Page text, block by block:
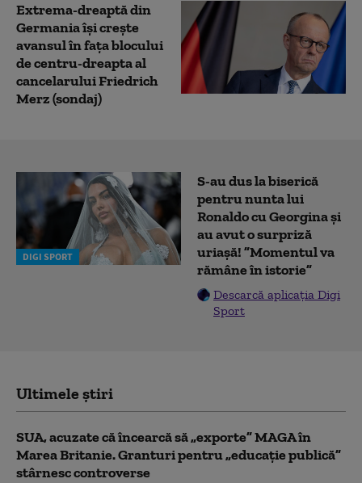
Extrema-dreaptă din
Germania îşi creşte
avansul în faţa blocului
de centru-dreapta al
cancelarului Friedrich
Merz (sondaj)
DIGI SPORT
S-au dus la biserică
pentru nunta lui
Ronaldo cu Georgina și
au avut o surpriză
uriașă! ”Momentul va
rămâne în istorie”
Descarcă aplicația Digi
Sport
Ultimele știri
SUA, acuzate că încearcă să „exporte” MAGA în
Marea Britanie. Granturi pentru „educație publică”
stârnesc controverse